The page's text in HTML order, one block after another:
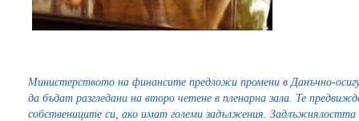
Министерството на финансите предложи промени в Данъчно-
да бъдат разгледани на второ четене в пленарна зала. Те
собствениците си, ако имат големи задължения.